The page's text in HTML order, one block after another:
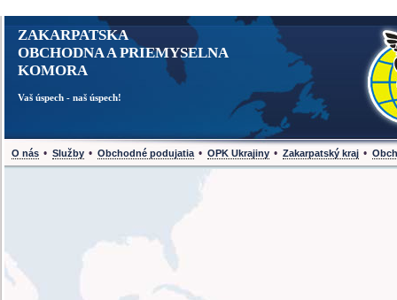
ZAKARPATSKA
OBCHODNA A PRIEMYSELNA
KOMORA
Vaš úspech - naš úspech!
O nás • Služby • Obchodné podujatia • OPK Ukrajiny • Zakarpatský kraj •